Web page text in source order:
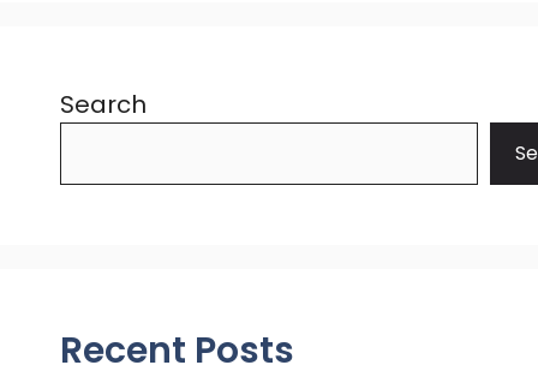
Search
Recent Posts